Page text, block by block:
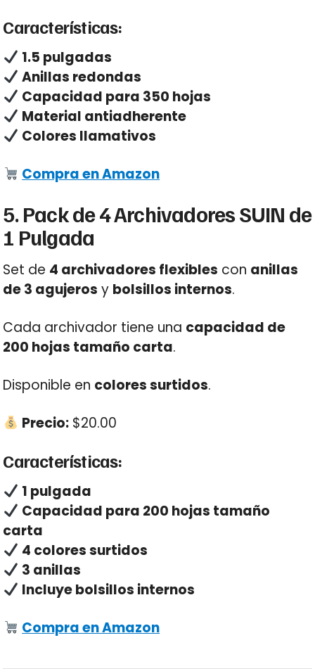
Características:
1.5 pulgadas
Anillas redondas
Capacidad para 350 hojas
Material antiadherente
Colores llamativos
Compra en Amazon
5. Pack de 4 Archivadores SUIN de
1 Pulgada
Set de 4 archivadores flexibles con anillas
de 3 agujeros y bolsillos internos.
Cada archivador tiene una capacidad de
200 hojas tamaño carta.
Disponible en colores surtidos.
Precio: $20.00
Características:
1 pulgada
Capacidad para 200 hojas tamaño
carta
4 colores surtidos
3 anillas
Incluye bolsillos internos
Compra en Amazon